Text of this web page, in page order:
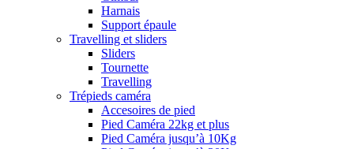
Harnais
Support épaule
Travelling et sliders
Sliders
Tournette
Travelling
Trépieds caméra
Accesoires de pied
Pied Caméra 22kg et plus
Pied Caméra jusqu’à 10Kg